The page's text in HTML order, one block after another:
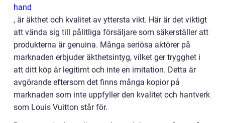
hand
, är äkthet och kvalitet av yttersta vikt. Här är det viktigt
att vända sig till pålitliga försäljare som säkerställer att
produkterna är genuina. Många seriösa aktörer på
marknaden erbjuder äkthetsintyg, vilket ger trygghet i
att ditt köp är legitimt och inte en imitation. Detta är
avgörande eftersom det finns många kopior på
marknaden som inte uppfyller den kvalitet och hantverk
som Louis Vuitton står för.